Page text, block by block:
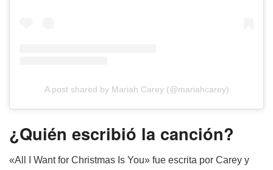
A post shared by Mariah Carey (@mariahcarey)
¿Quién escribió la canción?
«All I Want for Christmas Is You» fue escrita por Carey y